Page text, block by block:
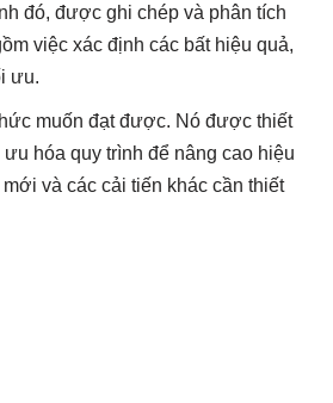
đó, được ghi chép và phân tích
việc xác định các bất hiệu quả,
ưu.
muốn đạt được. Nó được thiết
hóa quy trình để nâng cao hiệu
và các cải tiến khác cần thiết